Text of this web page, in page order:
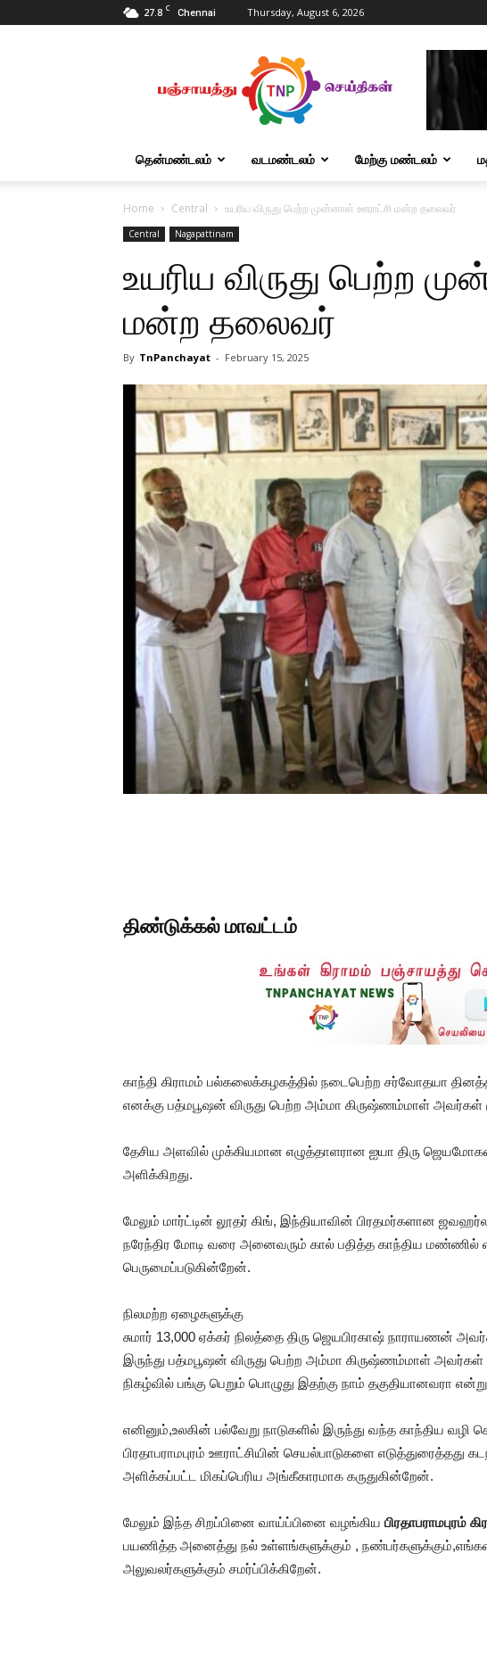
27.8 C Chennai Thursday, August 6, 2026
Tnpanchayat
தென்மண்டலம் வடமண்டலம் மேற்கு மண்டலம்
Home Central உயரிய விருது பெற்ற முன்னாள் ஊராட்சி மன்ற தலைவர்
Central Nagapattinam
உயரிய விருது பெற்ற
மன்ற தலைவர்
By TnPanchayat - February 15, 2025
திண்டுக்கல் மாவட்டம்
காந்தி கிராமம் பல்கலைக்கழகத்தில் நடைபெற்ற சர்வோதயா
எனக்கு பத்மபூஷன் விருது பெற்ற அம்மா கிருஷ்ணம்மாள் அவர்கள்
தேசிய அளவில் முக்கியமான எழுத்தாளரான ஐயா திரு
அளிக்கிறது.
மேலும் மார்ட்டின் லூதர் கிங், இந்தியாவின் பிரதமர்களான
நரேந்திர மோடி வரை அனைவரும் கால் பதித்த காந்திய மண்ணில்
பெருமைப்படுகின்றேன்.
நிலமற்ற ஏழைகளுக்கு
சுமார் 13,000 ஏக்கர் நிலத்தை திரு ஜெயபிரகாஷ் நாராயணன்
இருந்து பத்மபூஷன் விருது பெற்ற அம்மா கிருஷ்ணம்மாள் அவர்கள்
நிகழ்வில் பங்கு பெறும் பொழுது இதற்கு நாம் தகுதியானவரா
எனினும்,உலகின் பல்வேறு நாடுகளில் இருந்து வந்த காந்திய
பிரதாபராமபுரம் ஊராட்சியின் செயல்பாடுகளை
அளிக்கப்பட்ட மிகப்பெரிய அங்கீகாரமாக கருதுகின்றேன்.
மேலும் இந்த சிறப்பினை வாய்ப்பினை வழங்கிய பிரதாபராமபுரம்
பயணித்த அனைத்து நல் உள்ளங்களுக்கும் , நண்பர்களுக்கும்,எங்களது
அலுவலர்களுக்கும் சமர்ப்பிக்கிறேன்.